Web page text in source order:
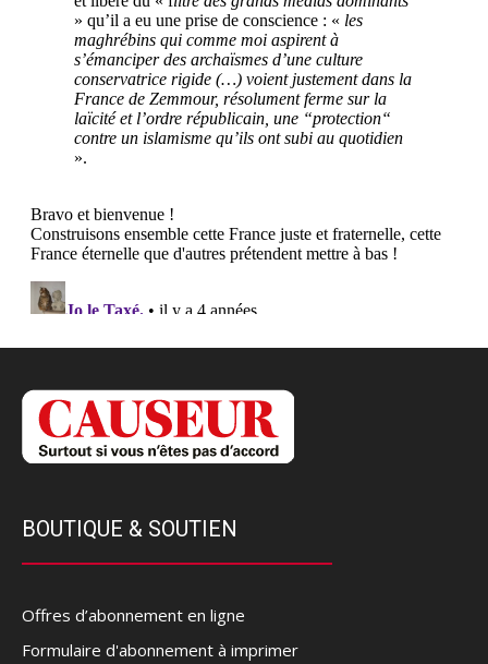
BOUTIQUE & SOUTIEN
Offres d’abonnement en ligne
Formulaire d'abonnement à imprimer